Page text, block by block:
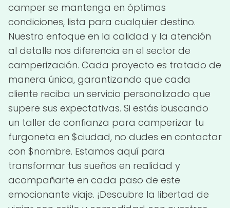
camper se mantenga en óptimas
condiciones, lista para cualquier destino.
Nuestro enfoque en la calidad y la atención
al detalle nos diferencia en el sector de
camperización. Cada proyecto es tratado de
manera única, garantizando que cada
cliente reciba un servicio personalizado que
supere sus expectativas. Si estás buscando
un taller de confianza para camperizar tu
furgoneta en $ciudad, no dudes en contactar
con $nombre. Estamos aquí para
transformar tus sueños en realidad y
acompañarte en cada paso de este
emocionante viaje. ¡Descubre la libertad de